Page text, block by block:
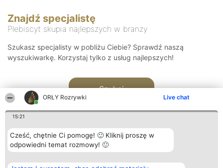
ORŁY Rozrywki Live chat
15:21
Cześć, chętnie Ci pomogę! 🙂 Kliknij proszę w
odpowiedni temat rozmowy! 🙂
Znajdź specjalistę
Plebiscyt skupia najlepszych w branży
Szukasz specjalisty w pobliżu Ciebie? Sprawdź naszą
wyszukiwarkę. Korzystaj tylko z usług najlepszych!
Szukaj
Organizator plebiscytu Plebiscyt Kontakt